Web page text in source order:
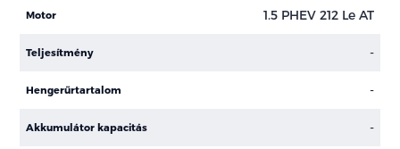
Motor 1.5 PHEV 212 Le AT
Teljesítmény -
Hengerűrtartalom -
Akkumulátor kapacitás -